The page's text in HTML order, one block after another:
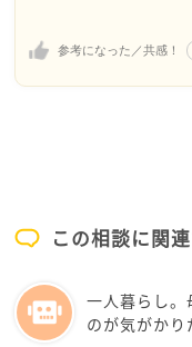
てみる。また交渉
げて曲げて、でも
合いをつけて良い結
も曲げられます(し
っててご主人を誘っ
のも準備が必要と思
用途をわかって車
兄様との関係性も
なと思います。どん
大学生のお子さん
回している中で、休
らには家族予定へ
みたら？」という形
ね。
えない孤独感」が
参考になった／共感！
この相談に関
一人暮らし。
のが気がかり